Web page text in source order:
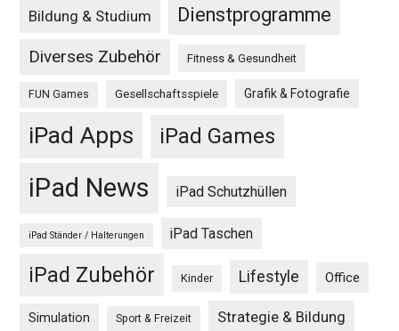
Bildung & Studium Dienstprogramme
Diverses Zubehör Fitness & Gesundheit
FUN Games Gesellschaftsspiele Grafik & Fotografie
iPad Apps iPad Games
iPad News iPad Schutzhüllen
iPad Ständer / Halterungen iPad Taschen
iPad Zubehör Kinder Lifestyle Office
Simulation Sport & Freizeit Strategie & Bildung